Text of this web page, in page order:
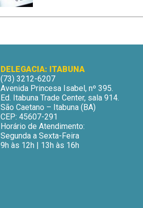
DELEGACIA: ITABUNA
(73) 3212-6207
Avenida Princesa Isabel, nº 395.
Ed. Itabuna Trade Center, sala 914.
São Caetano – Itabuna (BA)
CEP: 45607-291
Horário de Atendimento:
Segunda a Sexta-Feira
9h às 12h | 13h às 16h